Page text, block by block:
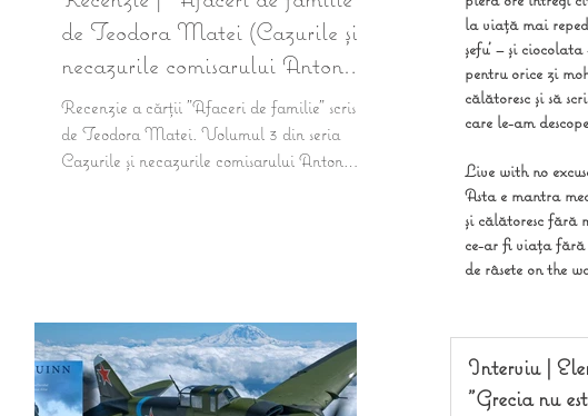
de Teodora Matei (Cazurile și
necazurile comisarului Anton
Iordan #3)
Recenzie a cărții "Afaceri de familie" scrisă
de Teodora Matei. Volumul 3 din seria
Cazurile și necazurile comisarului Anton
la viață mai
șefu' – și
pentru orice zi
călătoresc și să
care le-am
Live with no
Asta e mantra
și călătoresc fără
ce-ar fi viața fără
de râsete on the
Interviu |
"Grecia nu